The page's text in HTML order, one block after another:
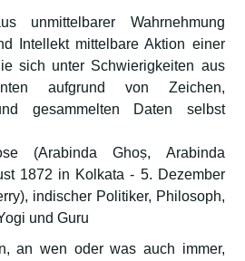
unmittelbarer Wahrnehmung
Intellekt mittelbare Aktion einer
sich unter Schwierigkeiten aus
aufgrund von Zeichen,
gesammelten Daten selbst
(Arabinda Ghoṣ, Arabinda
1872 in Kolkata - 5. Dezember
indischer Politiker, Philosoph,
und Guru
an wen oder was auch immer,